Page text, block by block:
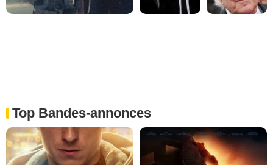
Top Bandes-annonces